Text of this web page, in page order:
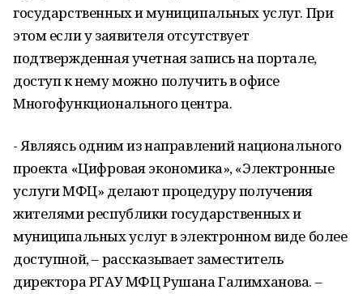
государственных и муниципальных услуг. При
этом если у заявителя отсутствует
подтвержденная учетная запись на портале,
доступ к нему можно получить в офисе
Многофункционального центра.
- Являясь одним из направлений национального
проекта «Цифровая экономика», «Электронные
услуги МФЦ» делают процедуру получения
жителями республики государственных и
муниципальных услуг в электронном виде более
доступной, – рассказывает заместитель
директора РГАУ МФЦ Рушана Галимханова. –